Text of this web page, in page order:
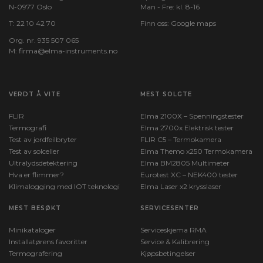
N-0977 Oslo
T: 22 10 42 70
Org. nr. 935 507 065
M: firma@elma-instruments.no​
Man - Fre: kl. 8-16
Finn oss: Google maps
VERDT Å VITE
FLIR
Termografi
Test av jordfeilbryter
Test av solceller
Ultralydsdetektering
Hva er flimmer?
Klimalogging med IOT teknologi
MEST SOLGTE
Elma 2100X – Spenningstester
Elma 2700x Elektrisk tester
FLIR C5 – Termokamera
Elma Themo x250 Termokamera
Elma BM2805 Multimeter
Eurotest XC – NEK400 tester
Elma Laser x2 krysslaser
MEST BESØKT
Minikataloger
Installatørens favoritter
Termografering
SERVICESENTER
Serviceskjema RMA
Service & Kalibrering
Kjøpsbetingelser